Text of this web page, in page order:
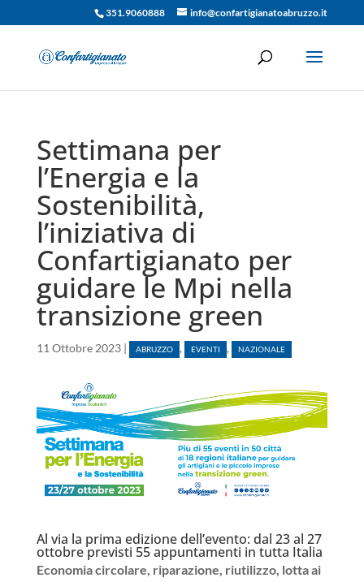
351.9060888 info@confartigianatoabruzzo.it
Settimana per
l’Energia e la
Sostenibilità,
l’iniziativa di
Confartigianato per
guidare le Mpi nella
transizione green
11 Ottobre 2023| ABRUZZO , EVENTI , NAZIONALE
Al via la prima edizione dell’evento: dal 23 al 27
ottobre previsti 55 appuntamenti in tutta Italia
Economia circolare, riparazione, riutilizzo, lotta ai